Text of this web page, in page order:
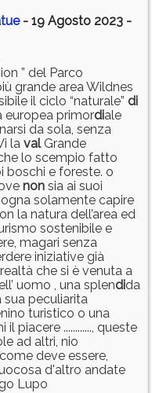
- 19 Agosto 2023 -
” del Parco
grande area Wildnes
il ciclo “naturale” di
europea primordiale
da sola, senza
la valGrande
lo scempio fatto
boschi e foreste. o
non sia ai suoi
solamente capire
la natura dell’area ed
sostenibile e
magari senza
iniziative già
che si è venuta a
uomo , una splendida
sua peculiarita
turistico o una
piacere ............, queste
ad altri, nio
deve essere,
d'altro andate
Lupo